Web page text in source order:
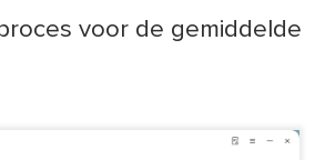
voor de gemiddelde